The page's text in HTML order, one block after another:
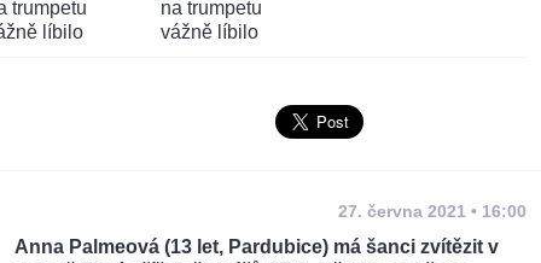
27. června 2021 • 16:00
Anna Palmeová (13 let, Pardubice) má šanci zvítězit v